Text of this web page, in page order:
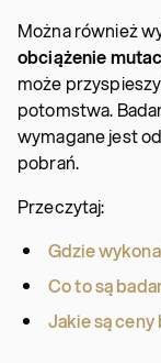
Można również
obciążenie
może
potomstwa.
wymagane jest
pobrań.
Przeczytaj:
Gdzie
Co to są
Jakie są